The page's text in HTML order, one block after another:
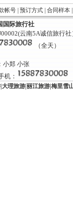
帐号| 预订方式| 合同样本
国际旅行社
云南5A诚信旅行社
（全天）
小郑 小张
机：
| 大理旅游| 丽江旅游| 梅里雪